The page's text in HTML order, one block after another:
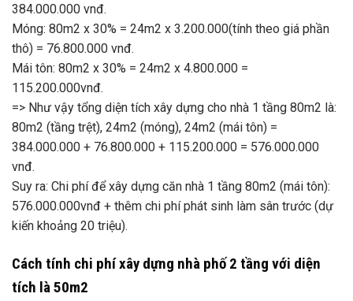
384.000.000 vnđ.
Móng: 80m2 x 30% = 24m2 x 3.200.000(tính theo giá phần
thô) = 76.800.000 vnđ.
Mái tôn: 80m2 x 30% = 24m2 x 4.800.000 =
115.200.000vnđ.
=> Như vậy tổng diện tích xây dựng cho nhà 1 tầng 80m2 là:
80m2 (tầng trệt), 24m2 (móng), 24m2 (mái tôn) =
384.000.000 + 76.800.000 + 115.200.000 = 576.000.000
vnđ.
Suy ra: Chi phí để xây dựng căn nhà 1 tầng 80m2 (mái tôn):
576.000.000vnđ + thêm chi phí phát sinh làm sân trước (dự
kiến khoảng 20 triệu).
Cách tính chi phí xây dựng nhà phố 2 tầng với diện
tích là 50m2